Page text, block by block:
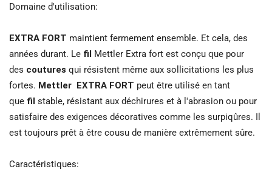
Domaine d'utilisation:
EXTRA FORT maintient fermement ensemble. Et cela, des
années durant. Le fil Mettler Extra fort est conçu que pour
des coutures qui résistent même aux sollicitations les plus
fortes. Mettler EXTRA FORT peut être utilisé en tant
que fil stable, résistant aux déchirures et à l'abrasion ou pour
satisfaire des exigences décoratives comme les surpiqûres. Il
est toujours prêt à être cousu de manière extrêmement sûre.
Caractéristiques: